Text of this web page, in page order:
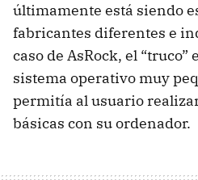
últimamente está siendo
fabricantes diferentes e
caso de AsRock, el
sistema operativo muy
permitía al usuario
básicas con su ordenador.